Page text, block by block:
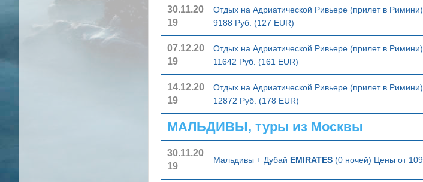
30.11.20
19
Отдых на Адриатической Ривьере (прилет в Римини)
9188 Руб. (127 EUR)
07.12.20
19
Отдых на Адриатической Ривьере (прилет в Римини)
11642 Руб. (161 EUR)
14.12.20
19
Отдых на Адриатической Ривьере (прилет в Римини)
12872 Руб. (178 EUR)
МАЛЬДИВЫ, туры из Москвы
30.11.20
19
Мальдивы + Дубай EMIRATES (0 ночей) Цены от